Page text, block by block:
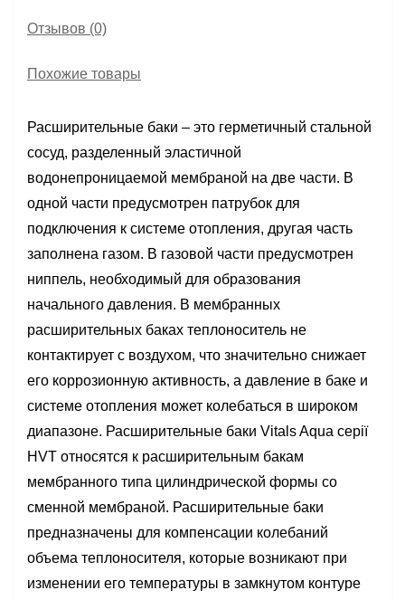
Отзывов (0)
Похожие товары
Расширительные баки – это герметичный стальной
сосуд, разделенный эластичной
водонепроницаемой мембраной на две части. В
одной части предусмотрен патрубок для
подключения к системе отопления, другая часть
заполнена газом. В газовой части предусмотрен
ниппель, необходимый для образования
начального давления. В мембранных
расширительных баках теплоноситель не
контактирует с воздухом, что значительно снижает
его коррозионную активность, а давление в баке и
системе отопления может колебаться в широком
диапазоне. Расширительные баки Vitals Aqua серії
HVT относятся к расширительным бакам
мембранного типа цилиндрической формы со
сменной мембраной. Расширительные баки
предназначены для компенсации колебаний
объема теплоносителя, которые возникают при
изменении его температуры в замкнутом контуре